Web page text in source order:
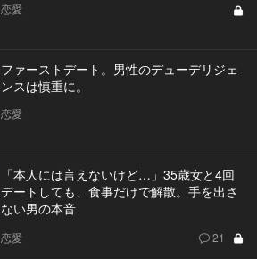
恋愛
ファーストデート。男性のデューデリジェ
ンスは慎重に。
恋愛
「本人には言えないけど…」35歳女と4回
デートしても、食事だけで解散。手を出さ
ない男の本音
恋愛 21